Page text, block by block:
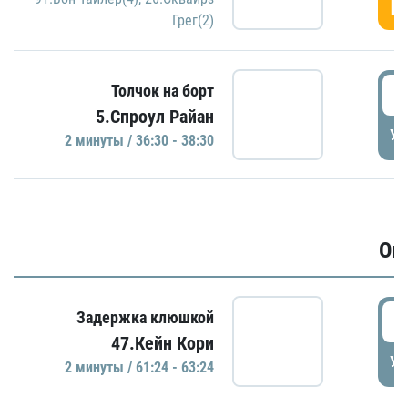
Грег(2)
Толчок на борт
5.Спроул Райан
2 минуты / 36:30 - 38:30
Задержка клюшкой
47.Кейн Кори
2 минуты / 61:24 - 63:24